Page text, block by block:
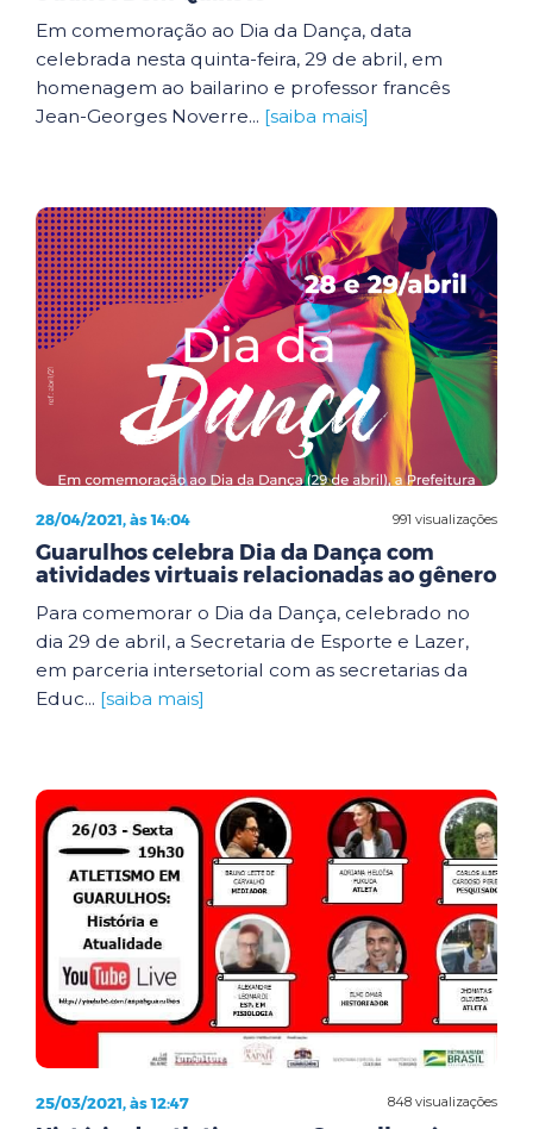
Em comemoração ao Dia da Dança, data
celebrada nesta quinta-feira, 29 de abril, em
homenagem ao bailarino e professor francês
Jean-Georges Noverre... [saiba mais]
991 visualizações
28/04/2021, às 14:04
Guarulhos celebra Dia da Dança com
atividades virtuais relacionadas ao gênero
Para comemorar o Dia da Dança, celebrado no
dia 29 de abril, a Secretaria de Esporte e Lazer,
em parceria intersetorial com as secretarias da
Educ... [saiba mais]
848 visualizações
25/03/2021, às 12:47